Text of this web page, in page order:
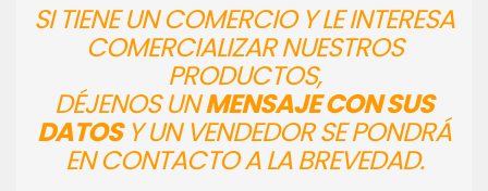
SI TIENE UN COMERCIO Y LE INTERESA
COMERCIALIZAR NUESTROS
PRODUCTOS,
DÉJENOS UNMENSAJE CON SUS
DATOSY UN VENDEDOR SE PONDRÁ
EN CONTACTO A LA BREVEDAD.